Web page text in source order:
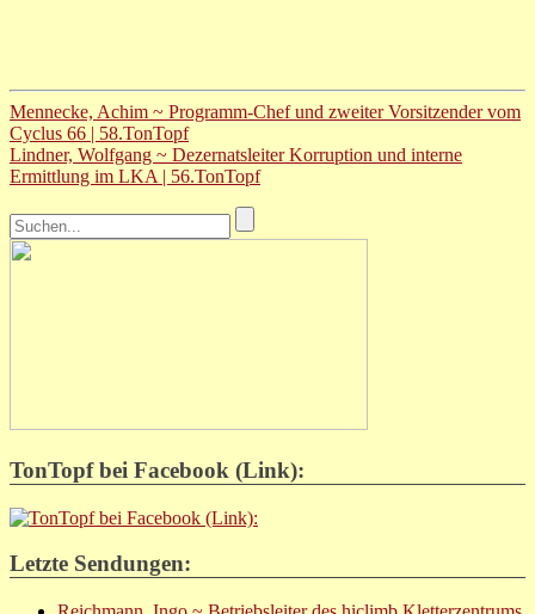
Mennecke, Achim ~ Programm-Chef und zweiter Vorsitzender vom
Cyclus 66 | 58.TonTopf
Lindner, Wolfgang ~ Dezernatsleiter Korruption und interne
Ermittlung im LKA | 56.TonTopf
TonTopf bei Facebook (Link):
Letzte Sendungen: